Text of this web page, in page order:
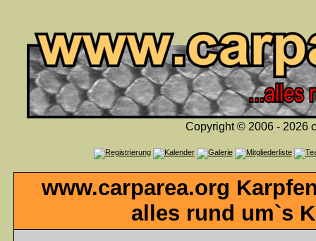
Copyright © 2006 - 2026
www.carparea.org
alles rund um`s